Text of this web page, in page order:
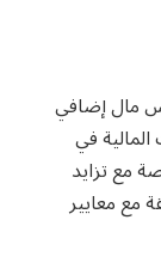
مال إضافي
في
مع تزايد
مع معايير